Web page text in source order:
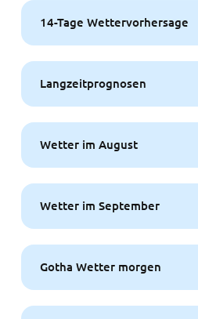
14-Tage Wettervorhersage
Langzeitprognosen
Wetter im August
Wetter im September
Gotha Wetter morgen